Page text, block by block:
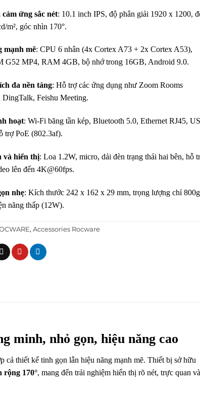
ứng sắc nét: 10.1 inch IPS, độ phân giải 1920 x 1200,
m², góc nhìn 170°.
mạnh mẽ: CPU 6 nhân (4x Cortex A73 + 2x Cortex A53),
G52 MP4, RAM 4GB, bộ nhớ trong 16GB, Android 9.0.
đa nền tảng: Hỗ trợ các ứng dụng như Zoom Rooms
DingTalk, Feishu Meeting.
hoạt: Wi-Fi băng tần kép, Bluetooth 5.0, Ethernet RJ45,
trợ PoE (802.3af).
và hiển thị: Loa 1.2W, micro, dải đèn trạng thái hai bên, hỗ
lên đến 4K@60fps.
nhẹ: Kích thước 242 x 162 x 29 mm, trọng lượng chỉ
năng thấp (12W).
, Accessories Rocware
minh, nhỏ gọn, hiệu năng cao
thiết kế tinh gọn lẫn hiệu năng mạnh mẽ. Thiết bị sở hữu
rộng 170°, mang đến trải nghiệm hiển thị rõ nét, trực quan và